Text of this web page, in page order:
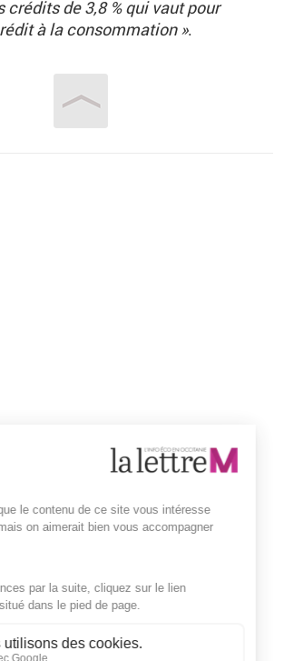
crédits de 3,8 % qui vaut pour
à la consommation ».